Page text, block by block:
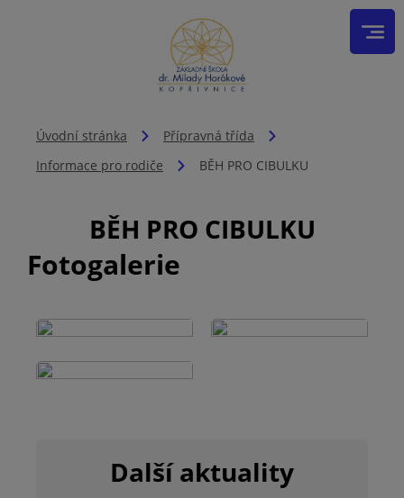
Úvodní stránka
Přípravná třída
Informace pro rodiče
BĚH PRO CIBULKU
BĚH PRO CIBULKU
Fotogalerie
Další aktuality